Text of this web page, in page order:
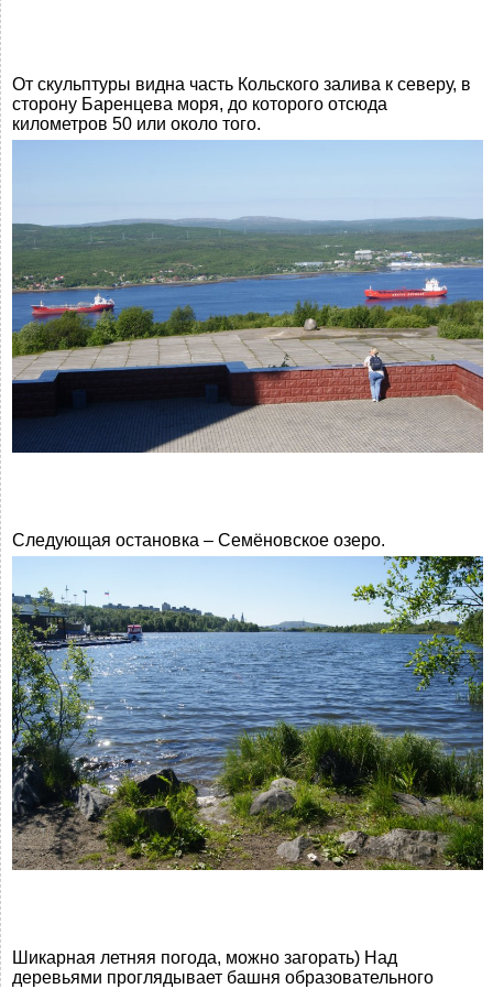
От скульптуры видна часть Кольского залива к северу, в
сторону Баренцева моря, до которого отсюда
километров 50 или около того.
Следующая остановка – Семёновское озеро.
Шикарная летняя погода, можно загорать) Над
деревьями проглядывает башня образовательного